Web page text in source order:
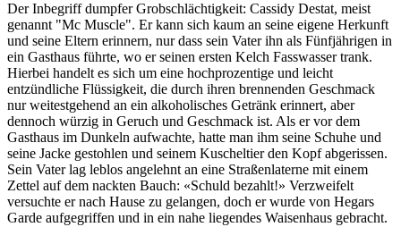
Der Inbegriff dumpfer Grobschlächtigkeit: Cassidy Destat, meist
genannt "Mc Muscle". Er kann sich kaum an seine eigene Herkunft
und seine Eltern erinnern, nur dass sein Vater ihn als Fünfjährigen in
ein Gasthaus führte, wo er seinen ersten Kelch Fasswasser trank.
Hierbei handelt es sich um eine hochprozentige und leicht
entzündliche Flüssigkeit, die durch ihren brennenden Geschmack
nur weitestgehend an ein alkoholisches Getränk erinnert, aber
dennoch würzig in Geruch und Geschmack ist. Als er vor dem
Gasthaus im Dunkeln aufwachte, hatte man ihm seine Schuhe und
seine Jacke gestohlen und seinem Kuscheltier den Kopf abgerissen.
Sein Vater lag leblos angelehnt an eine Straßenlaterne mit einem
Zettel auf dem nackten Bauch: «Schuld bezahlt!» Verzweifelt
versuchte er nach Hause zu gelangen, doch er wurde von Hegars
Garde aufgegriffen und in ein nahe liegendes Waisenhaus gebracht.